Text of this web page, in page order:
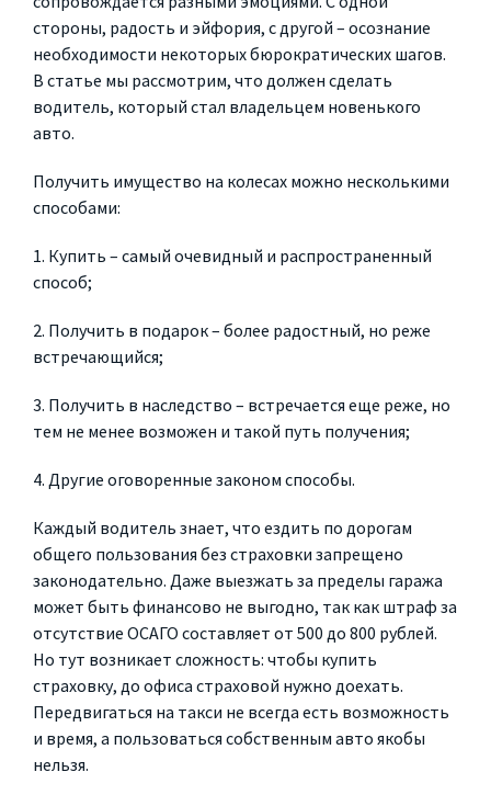
стороны, радость и эйфория, с другой – осознание
необходимости некоторых бюрократических шагов.
В статье мы рассмотрим, что должен сделать
водитель, который стал владельцем новенького
авто.
Получить имущество на колесах можно несколькими
способами:
1. Купить – самый очевидный и распространенный
способ;
2. Получить в подарок – более радостный, но реже
встречающийся;
3. Получить в наследство – встречается еще реже, но
тем не менее возможен и такой путь получения;
4. Другие оговоренные законом способы.
Каждый водитель знает, что ездить по дорогам
общего пользования без страховки запрещено
законодательно. Даже выезжать за пределы гаража
может быть финансово не выгодно, так как штраф за
отсутствие ОСАГО составляет от 500 до 800 рублей.
Но тут возникает сложность: чтобы купить
страховку, до офиса страховой нужно доехать.
Передвигаться на такси не всегда есть возможность
и время, а пользоваться собственным авто якобы
нельзя.